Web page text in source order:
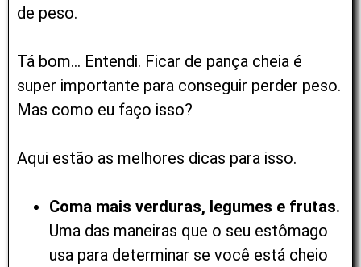
de peso.
Tá bom… Entendi. Ficar de pança cheia é
super importante para conseguir perder peso.
Mas como eu faço isso?
Aqui estão as melhores dicas para isso.
Coma mais verduras, legumes e frutas.
Uma das maneiras que o seu estômago
usa para determinar se você está cheio